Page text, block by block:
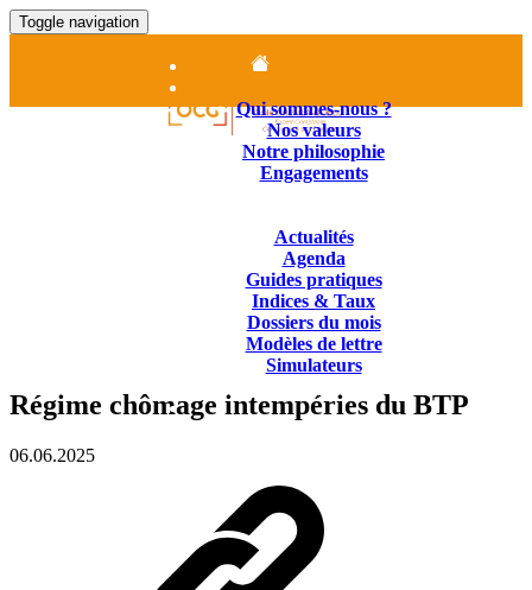
Toggle navigation
Qui sommes-nous ?
Nos valeurs
Notre philosophie
Engagements
Actualités
Agenda
Guides pratiques
Indices & Taux
Dossiers du mois
Modèles de lettre
Simulateurs
01.84.25.14.25
Régime chômage intempéries du BTP
06.06.2025